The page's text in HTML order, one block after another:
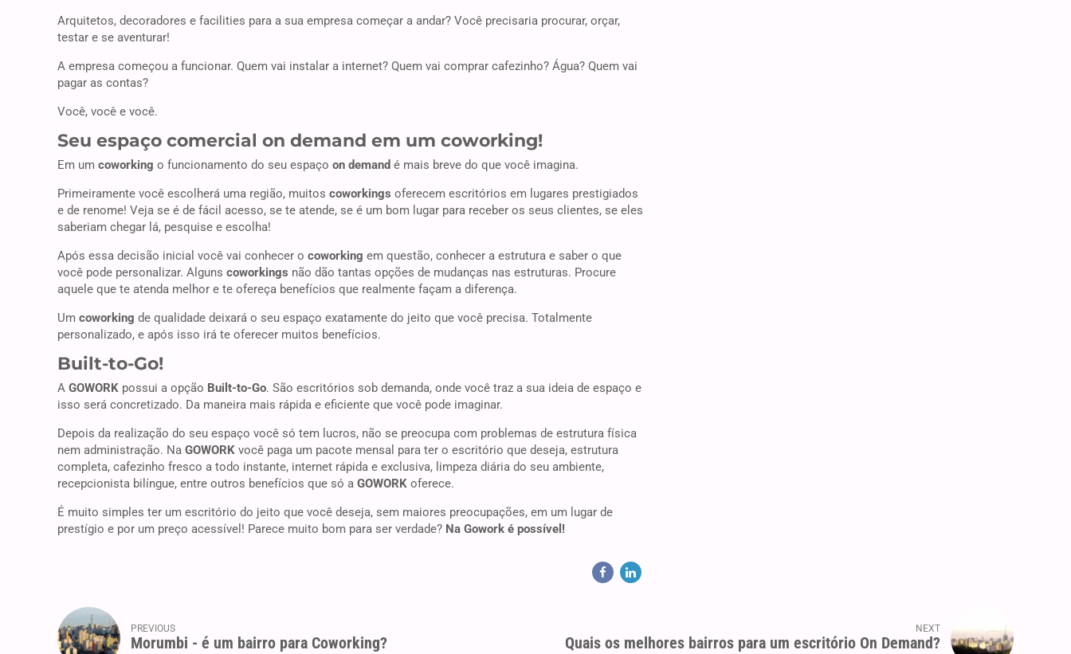
Arquitetos, decoradores e facilities para a sua empresa começar a andar? Você precisaria procurar, orçar,
testar e se aventurar!
A empresa começou a funcionar. Quem vai instalar a internet? Quem vai comprar cafezinho? Água? Quem vai
pagar as contas?
Você, você e você.
Seu espaço comercial on demand em um coworking!
Em um coworking o funcionamento do seu espaço on demand é mais breve do que você imagina.
Primeiramente você escolherá uma região, muitos coworkings oferecem escritórios em lugares prestigiados
e de renome! Veja se é de fácil acesso, se te atende, se é um bom lugar para receber os seus clientes, se eles
saberiam chegar lá, pesquise e escolha!
Após essa decisão inicial você vai conhecer o coworking em questão, conhecer a estrutura e saber o que
você pode personalizar. Alguns coworkings não dão tantas opções de mudanças nas estruturas. Procure
aquele que te atenda melhor e te ofereça benefícios que realmente façam a diferença.
Um coworking de qualidade deixará o seu espaço exatamente do jeito que você precisa. Totalmente
personalizado, e após isso irá te oferecer muitos benefícios.
Built-to-Go!
A GOWORK possui a opção Built-to-Go. São escritórios sob demanda, onde você traz a sua ideia de espaço e
isso será concretizado. Da maneira mais rápida e eficiente que você pode imaginar.
Depois da realização do seu espaço você só tem lucros, não se preocupa com problemas de estrutura física
nem administração. Na GOWORK você paga um pacote mensal para ter o escritório que deseja, estrutura
completa, cafezinho fresco a todo instante, internet rápida e exclusiva, limpeza diária do seu ambiente,
recepcionista bilíngue, entre outros benefícios que só a GOWORK oferece.
É muito simples ter um escritório do jeito que você deseja, sem maiores preocupações, em um lugar de
prestígio e por um preço acessível! Parece muito bom para ser verdade? Na Gowork é possível!
PREVIOUS
Morumbi - é um bairro para Coworking?
NEXT
Quais os melhores bairros para um escritório On Demand?